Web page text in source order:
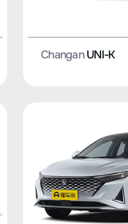
ChanganUNI-K